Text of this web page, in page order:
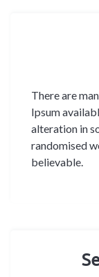
There are
Ipsum
alteration in
randomised
believable.